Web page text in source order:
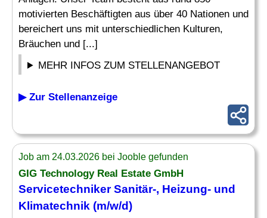
motivierten Beschäftigten aus über 40 Nationen und
bereichert uns mit unterschiedlichen Kulturen,
Bräuchen und [...]
MEHR INFOS ZUM STELLENANGEBOT
▶ Zur Stellenanzeige
Job am 24.03.2026 bei Jooble gefunden
GIG Technology Real Estate GmbH
Servicetechniker Sanitär-, Heizung- und
Klimatechnik (m/w/d)